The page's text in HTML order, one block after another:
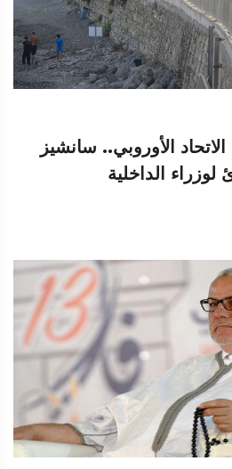
الأوروبي.. سانشيز
الداخلية